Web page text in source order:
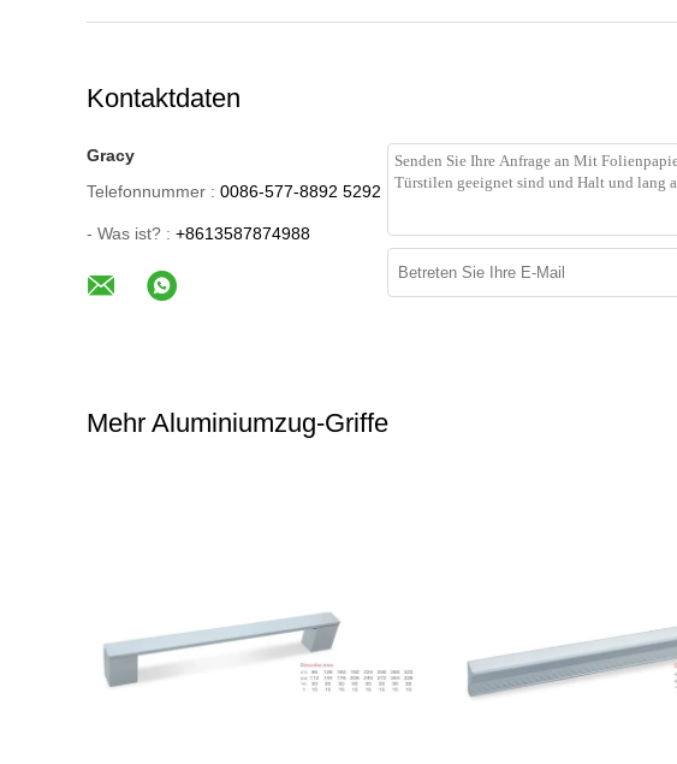
Kontaktdaten
Gracy
Telefonnummer : 0086-577-8892 5292
- Was ist? : +8613587874988
Mehr Aluminiumzug-Griffe